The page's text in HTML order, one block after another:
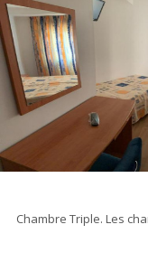
Chambre Triple. Les